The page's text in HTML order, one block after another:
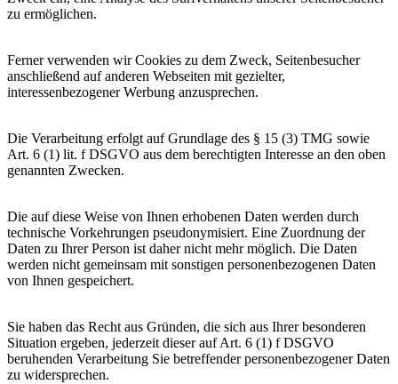
zu ermöglichen.
Ferner verwenden wir Cookies zu dem Zweck, Seitenbesucher
anschließend auf anderen Webseiten mit gezielter,
interessenbezogener Werbung anzusprechen.
Die Verarbeitung erfolgt auf Grundlage des § 15 (3) TMG sowie
Art. 6 (1) lit. f DSGVO aus dem berechtigten Interesse an den oben
genannten Zwecken.
Die auf diese Weise von Ihnen erhobenen Daten werden durch
technische Vorkehrungen pseudonymisiert. Eine Zuordnung der
Daten zu Ihrer Person ist daher nicht mehr möglich. Die Daten
werden nicht gemeinsam mit sonstigen personenbezogenen Daten
von Ihnen gespeichert.
Sie haben das Recht aus Gründen, die sich aus Ihrer besonderen
Situation ergeben, jederzeit dieser auf Art. 6 (1) f DSGVO
beruhenden Verarbeitung Sie betreffender personenbezogener Daten
zu widersprechen.